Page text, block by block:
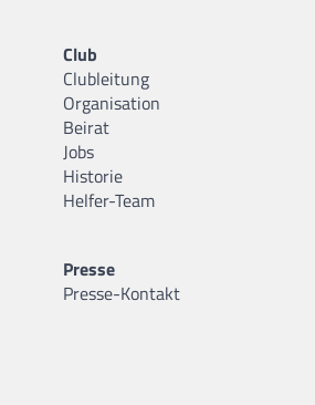
Club
Clubleitung
Organisation
Beirat
Jobs
Historie
Helfer-Team
Presse
Presse-Kontakt